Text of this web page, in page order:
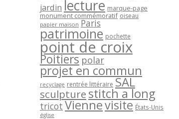
jardin lecture marque-page
monument commémoratif oiseau
papier maison Paris
patrimoine pochette
point de croix
Poitiers polar
projet en commun
recyclage rentrée littéraire SAL
sculpture stitch a long
tricot Viennevisite États-Unis
église